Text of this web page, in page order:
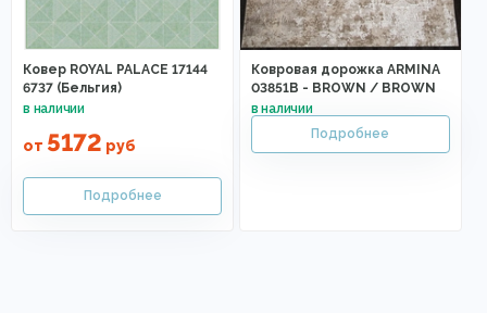
Ковер ROYAL PALACE 17144
6737 (Бельгия)
от 5172 руб
Ковровая дорожка ARMINA
03851B - BROWN / BROWN